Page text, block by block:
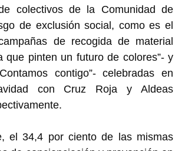
colectivos de la Comunidad de
de exclusión social, como es el
de recogida de material
que pinten un futuro de colores”- y
contigo”- celebradas en
con Cruz Roja y Aldeas
el 34,4 por ciento de las mismas